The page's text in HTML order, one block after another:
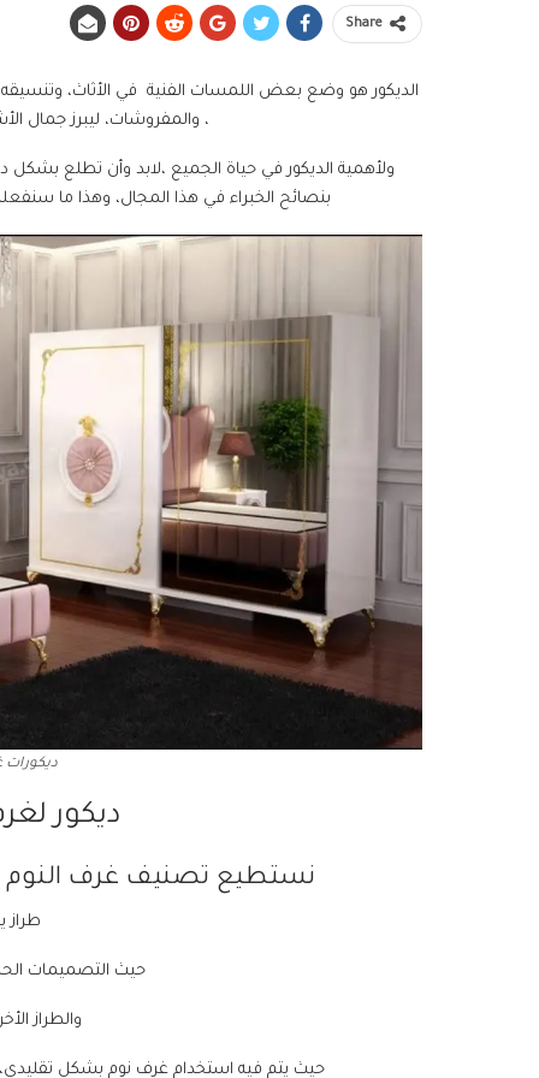
Share
الديكور هو وضع بعض اللمسات الفنية في الأثاث،
، والمفروشات، ليبرز جمال
ولأهمية الديكور في حياة الجميع ،لابد وأن تطلع
بنصائح الخبراء في هذا المجال، وهذا ما
ديكورات
ديكور
نستطيع تصنيف غرف النوم
طراز
حيث التصميمات
والطراز
حيث يتم فيه استخدام غرف نوم بشكل تقليدي،